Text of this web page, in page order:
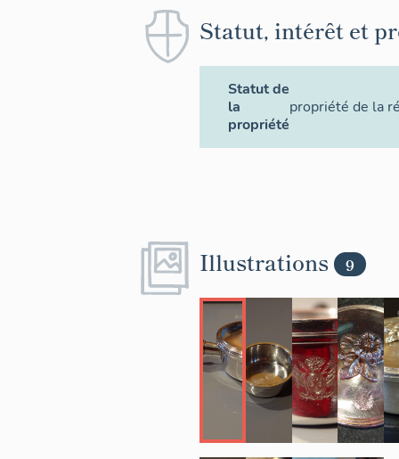
Statut, intérêt et
Statut de
la
propriété
propriété de la
Illustrations 9